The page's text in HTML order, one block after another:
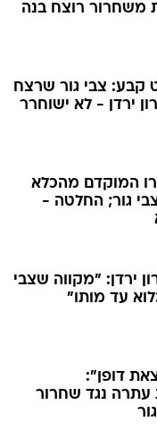
משחרור רוצח בנה
קבע: צבי גור שרצח
ירדן - לא ישוחרר
המוקדם מהכלא
גור; החלטה -
ירדן: "מקווה שצבי
עד מותו"
דופן":
עתרה נגד שחרור